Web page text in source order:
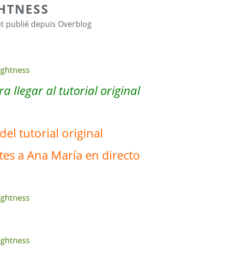
publié depuis Overblog
llegar al tutorial original
tutorial original
a Ana María en directo